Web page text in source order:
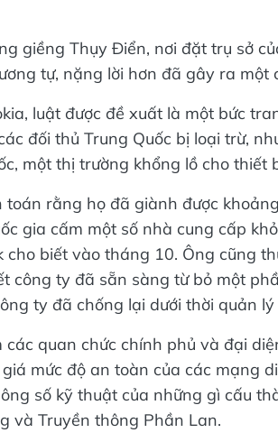
giềng Thụy Điển, nơi đặt trụ sở
tự, nặng lời hơn đã gây ra một
luật được đề xuất là một bức
đối thủ Trung Quốc bị loại trừ,
một thị trường khổng lồ cho thiết
toán rằng họ đã giành được
gia cấm một số nhà cung cấp
cho biết vào tháng 10. Ông cũng
công ty đã sẵn sàng từ bỏ một
ty đã chống lại dưới thời quản
các quan chức chính phủ và đại
mức độ an toàn của các mạng
số kỹ thuật của những gì cấu
và Truyền thông Phần Lan.